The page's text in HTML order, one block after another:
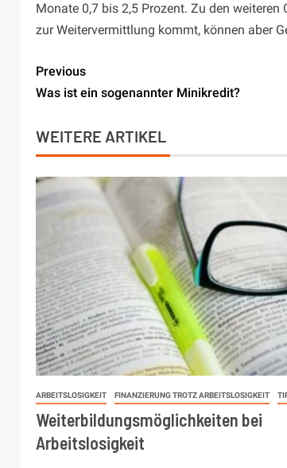
Monate 0,7 bis 2,5 Prozent. Zu den
zur Weitervermittlung kommt, können aber
Previous
Was ist ein sogenannter Minikredit?
WEITERE ARTIKEL
ARBEITSLOSIGKEIT FINANZIERUNG TROTZ ARBEITSLOSIGKEIT
Weiterbildungsmöglichkeiten bei
Arbeitslosigkeit